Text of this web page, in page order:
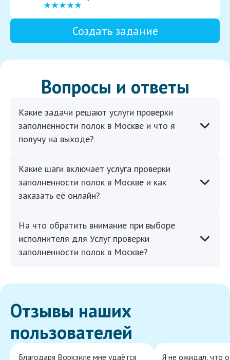
Создать задание
Вопросы и ответы
Какие задачи решают услуги проверки
заполненности полок в Москве и что я
получу на выходе?
Какие шаги включает услуга проверки
заполненности полок в Москве и как
заказать её онлайн?
На что обратить внимание при выборе
исполнителя для Услуг проверки
заполненности полок в Москве?
Отзывы наших
пользователей
Благодаря Воркзиле мне удаётся Я не ожидал, что